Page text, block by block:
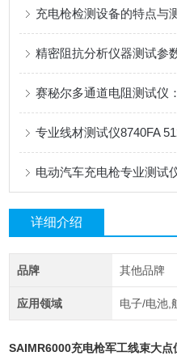
充电枪检测设备的特点与
精密阻抗分析仪器测试参
赛秘尔多通道电阻测试仪
专业线材测试仪8740FA
电动汽车充电枪专业测试
详细介绍
品牌 其他品牌
应用领域 电子/电池,
SAIMR6000充电枪军工线束大点